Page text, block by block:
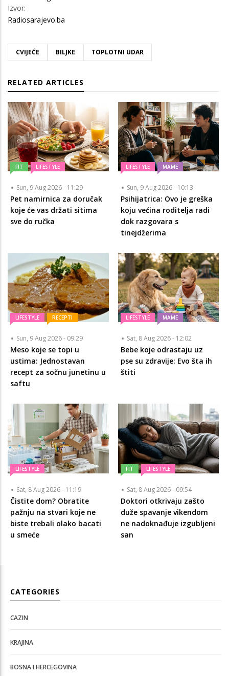
Izvor:
Radiosarajevo.ba
CVIJEĆE BILJKE TOPLOTNI UDAR
RELATED ARTICLES
FIT LIFESTYLE
Sun, 9 Aug 2026 - 11:29
Pet namirnica za doručak
koje će vas držati sitima
sve do ručka
LIFESTYLE MAME
Sun, 9 Aug 2026 - 10:13
Psihijatrica: Ovo je greška
koju većina roditelja radi
dok razgovara s
tinejdžerima
LIFESTYLE RECEPTI
Sun, 9 Aug 2026 - 09:29
Meso koje se topi u
ustima: Jednostavan
recept za sočnu junetinu u
saftu
LIFESTYLE MAME
Sat, 8 Aug 2026 - 12:02
Bebe koje odrastaju uz
pse su zdravije: Evo šta ih
štiti
LIFESTYLE
Sat, 8 Aug 2026 - 11:19
Čistite dom? Obratite
pažnju na stvari koje ne
biste trebali olako bacati
u smeće
FIT LIFESTYLE
Sat, 8 Aug 2026 - 09:54
Doktori otkrivaju zašto
duže spavanje vikendom
ne nadoknađuje izgubljeni
san
CATEGORIES
CAZIN
KRAJINA
BOSNA I HERCEGOVINA